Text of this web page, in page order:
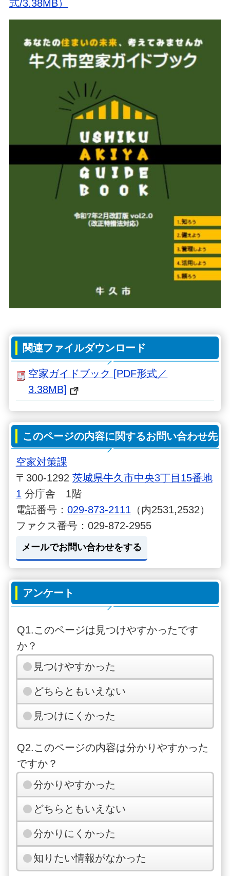
式/3.38MB）
関連ファイルダウンロード
空家ガイドブック [PDF形式／
3.38MB]
このページの内容に関するお問い合わせ先
空家対策課
〒300-1292 茨城県牛久市中央3丁目15番地
1 分庁舎 1階
電話番号： 029-873-2111 （内2531,2532）
ファクス番号：029-872-2955
メールでお問い合わせをする
アンケート
Q1.このページは見つけやすかったです
か？
見つけやすかった
どちらともいえない
見つけにくかった
Q2.このページの内容は分かりやすかった
ですか？
分かりやすかった
どちらともいえない
分かりにくかった
知りたい情報がなかった